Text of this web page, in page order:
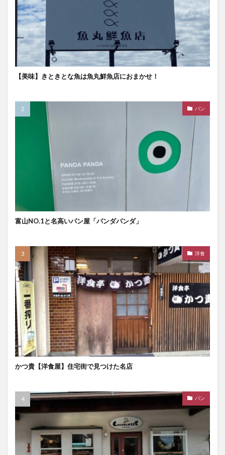
【美味】きときとな魚は魚丸鮮魚店におまかせ！
パン
富山NO.1と名高いパン屋「パンダパンダ」
洋食
かつ貴【洋食屋】住宅街で見つけた名店
パン